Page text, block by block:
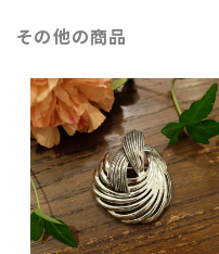
その他の商品